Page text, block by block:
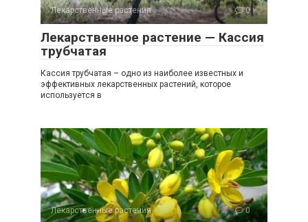
Лекарственные растения 0
Лекарственное растение — Кассия
трубчатая
Кассия трубчатая – одно из наиболее известных и
эффективных лекарственных растений, которое
используется в
Лекарственные растения 0